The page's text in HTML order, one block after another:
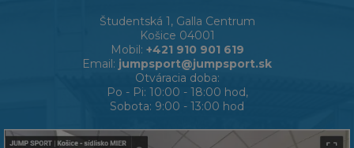
Študentská 1, Galla Centrum
Košice 04001
Mobil: +421 910 901 619
Email: jumpsport@jumpsport.sk
Otváracia doba:
Po - Pi: 10:00 - 18:00 hod,
Sobota: 9:00 - 13:00 hod